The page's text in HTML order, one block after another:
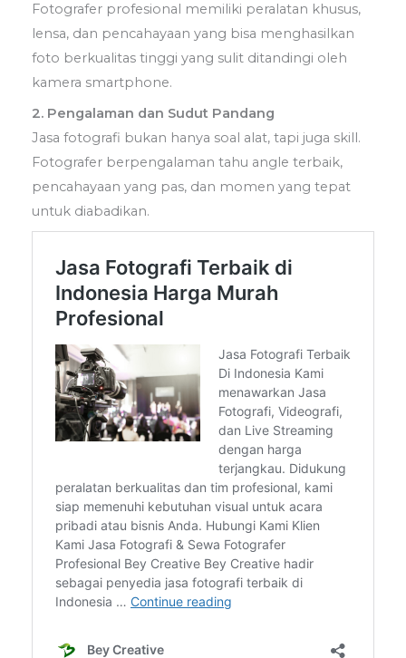
Fotografer profesional memiliki peralatan khusus,
lensa, dan pencahayaan yang bisa menghasilkan
foto berkualitas tinggi yang sulit ditandingi oleh
kamera smartphone.
2. Pengalaman dan Sudut Pandang
Jasa fotografi bukan hanya soal alat, tapi juga skill.
Fotografer berpengalaman tahu angle terbaik,
pencahayaan yang pas, dan momen yang tepat
untuk diabadikan.